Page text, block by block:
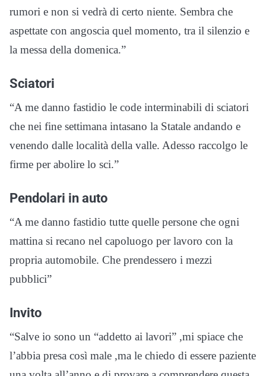
rumori e non si vedrà di certo niente. Sembra che
aspettate con angoscia quel momento, tra il silenzio e
la messa della domenica.”
Sciatori
“A me danno fastidio le code interminabili di sciatori
che nei fine settimana intasano la Statale andando e
venendo dalle località della valle. Adesso raccolgo le
firme per abolire lo sci.”
Pendolari in auto
“A me danno fastidio tutte quelle persone che ogni
mattina si recano nel capoluogo per lavoro con la
propria automobile. Che prendessero i mezzi
pubblici”
Invito
“Salve io sono un “addetto ai lavori” ,mi spiace che
l’abbia presa così male ,ma le chiedo di essere paziente